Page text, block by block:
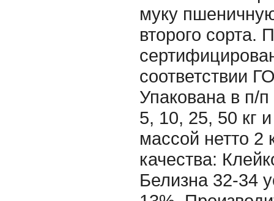
муку
второго сорта.
соответствии
Упакована в п/
5, 10, 25, 50 кг
массой нетто 2
качества:
Белизна 32-34